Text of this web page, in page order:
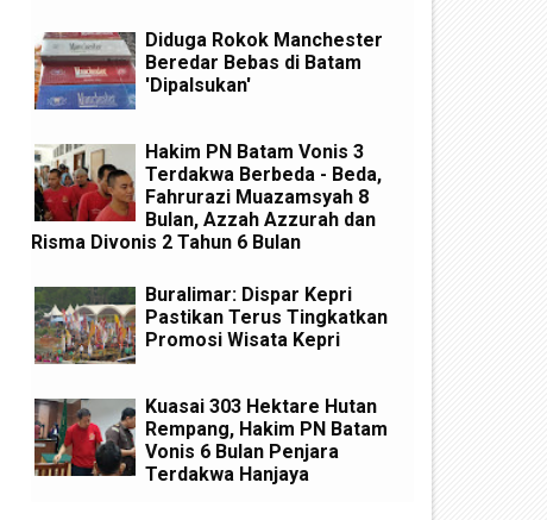
Diduga Rokok Manchester
Beredar Bebas di Batam
'Dipalsukan'
Hakim PN Batam Vonis 3
Terdakwa Berbeda - Beda,
Fahrurazi Muazamsyah 8
Bulan, Azzah Azzurah dan
Risma Divonis 2 Tahun 6 Bulan
Buralimar: Dispar Kepri
Pastikan Terus Tingkatkan
Promosi Wisata Kepri
Kuasai 303 Hektare Hutan
Rempang, Hakim PN Batam
Vonis 6 Bulan Penjara
Terdakwa Hanjaya